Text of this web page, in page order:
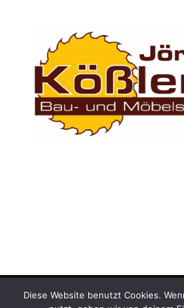
Diese Website benutzt Cookies.